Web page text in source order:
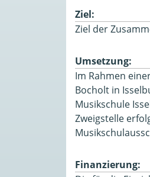
Ziel:
Ziel der
Umsetzung:
Im Rahmen
Bocholt in
Musikschule
Zweigstelle
Finanzierung: